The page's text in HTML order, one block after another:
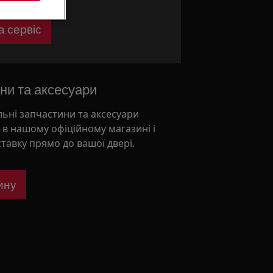
сервіс
та аксесуари
запчастини та аксесуари
в нашому офіційному магазині і
прямо до вашої двері.